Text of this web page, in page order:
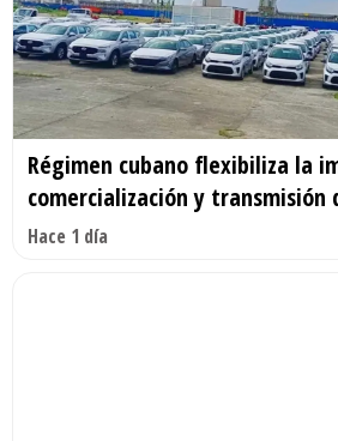
Régimen cubano flexibiliza la
comercialización y transmisión
Hace 1 día